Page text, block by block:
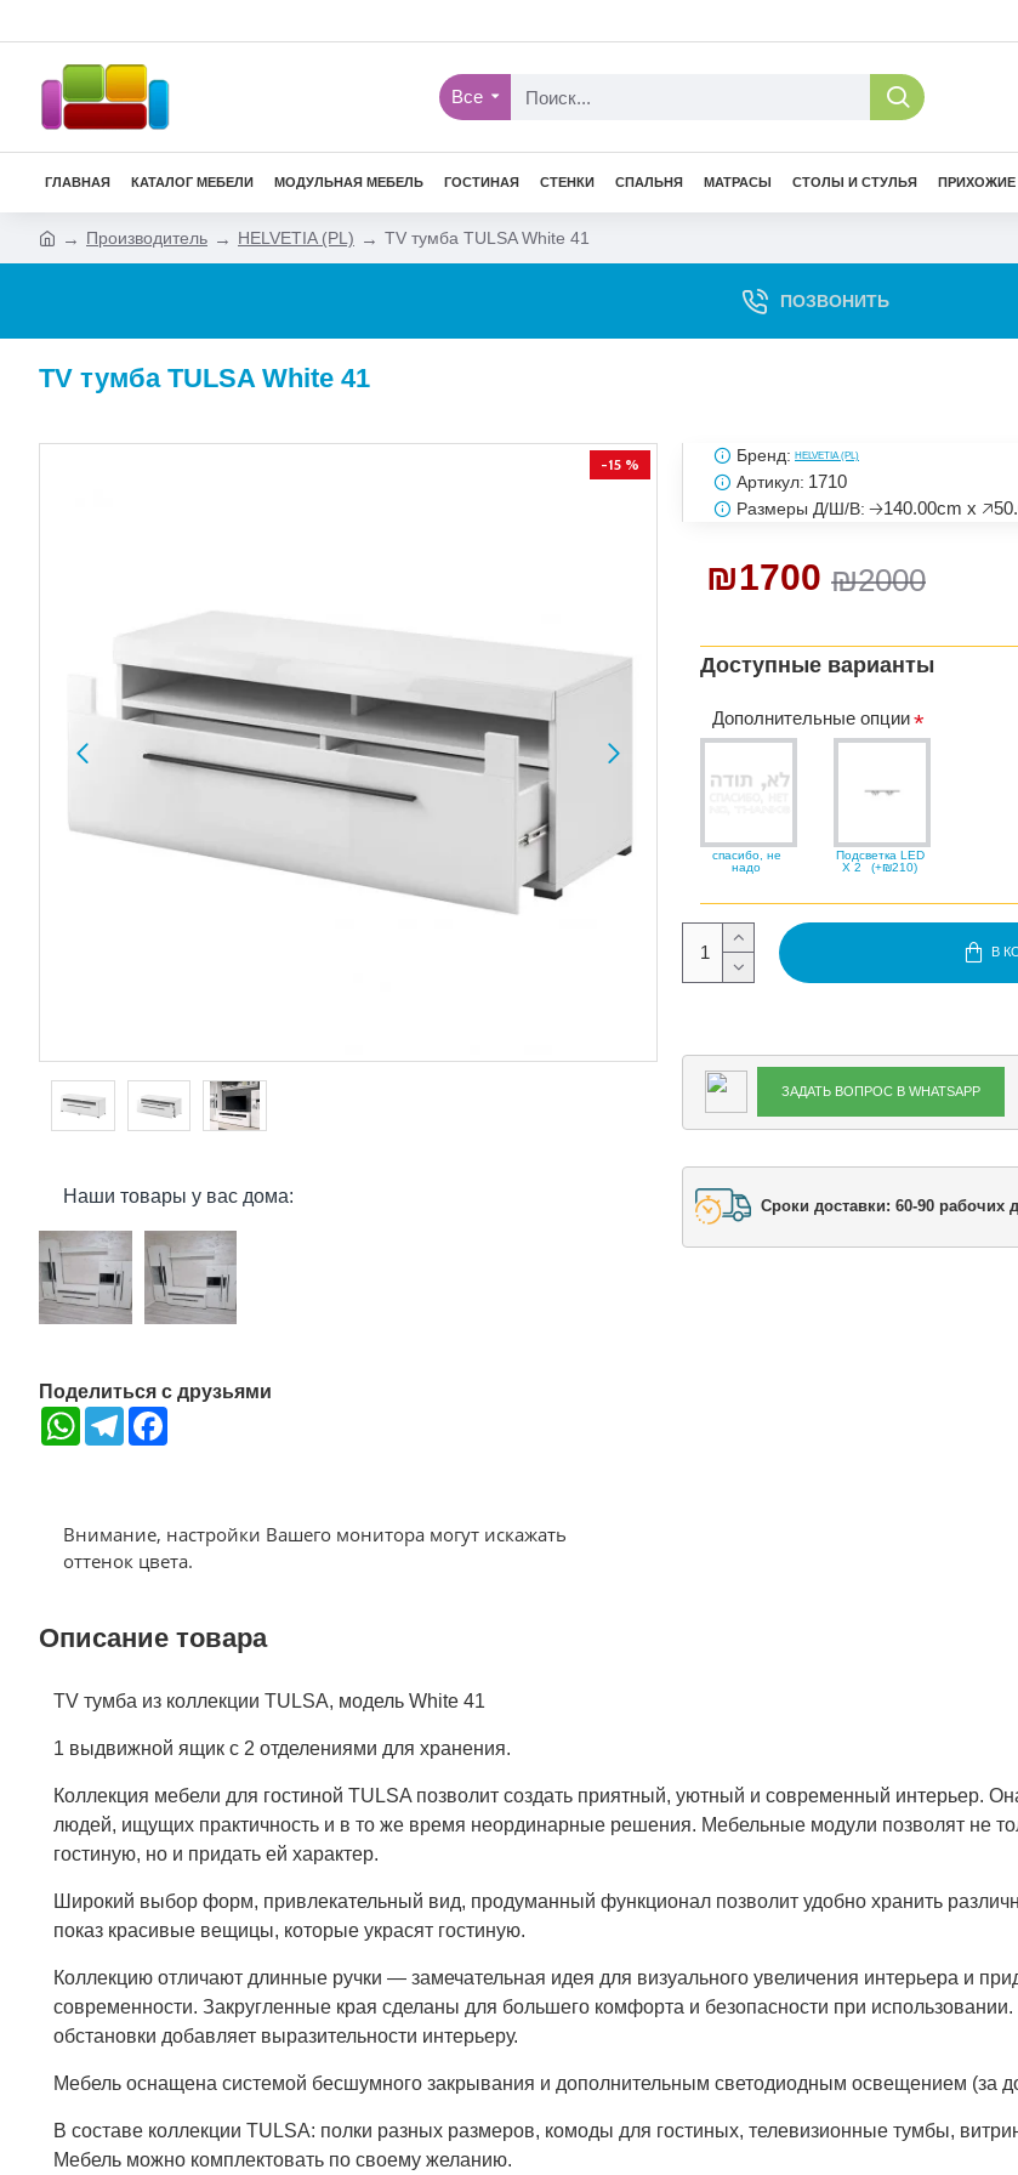
Все
ГЛАВНАЯ КАТАЛОГ МЕБЕЛИ МОДУЛЬНАЯ МЕБЕЛЬ ГОСТИНАЯ СТЕНКИ СПАЛЬНЯ МАТРАСЫ СТОЛЫ И СТУЛЬЯ ПРИХОЖИЕ
Производитель HELVETIA (PL) TV тумба TULSA White 41
ПОЗВОНИТЬ
TV тумба TULSA White 41
-15 %
Наши товары у вас дома:
Поделиться с друзьями
WhatsAppTelegram
Внимание, настройки Вашего монитора могут искажать
оттенок цвета.
₪2000
₪1700
Бренд: HELVETIA (PL)
Артикул: 1710
Размеры Д/Ш/В: 🡢140.00cm x
Доступные варианты
Дополнительные опции
спасибо, не
надо
Подсветка LED
X 2
(+₪210)
В
ЗАДАТЬ ВОПРОС В WHATSAPP
Сроки доставки: 60-90 рабочих
Описание товара
TV тумба из коллекции TULSA, модель White 41
1 выдвижной ящик с 2 отделениями для хранения.
Коллекция мебели для гостиной TULSA позволит создать приятный, уютный и современный интерьер.
людей, ищущих практичность и в то же время неординарные решения. Мебельные модули позволят не
гостиную, но и придать ей характер.
Широкий выбор форм, привлекательный вид, продуманный функционал позволит удобно хранить
показ красивые вещицы, которые украсят гостиную.
Коллекцию отличают длинные ручки — замечательная идея для визуального увеличения интерьера и
современности. Закругленные края сделаны для большего комфорта и безопасности при
обстановки добавляет выразительности интерьеру.
Мебель оснащена системой бесшумного закрывания и дополнительным светодиодным освещением (за
В составе коллекции TULSA: полки разных размеров, комоды для гостиных, телевизионные тумбы,
Мебель можно комплектовать по своему желанию.